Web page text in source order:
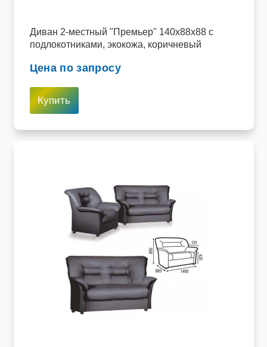
Диван 2-местный "Премьер" 140х88х88 c
подлокотниками, экокожа, коричневый
Цена по запросу
Купить